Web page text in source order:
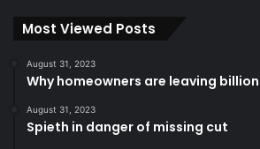
Most Viewed Posts
August 31, 2023
Why homeowners are leaving
August 31, 2023
Spieth in danger of missing cut